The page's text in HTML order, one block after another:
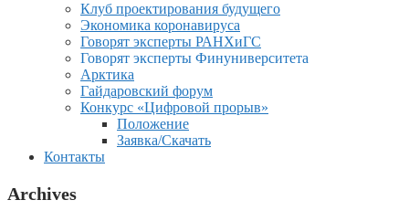
Клуб проектирования будущего
Экономика коронавируса
Говорят эксперты РАНХиГС
Говорят эксперты Финуниверситета
Арктика
Гайдаровский форум
Конкурс «Цифровой прорыв»
Положение
Заявка/Скачать
Контакты
Archives